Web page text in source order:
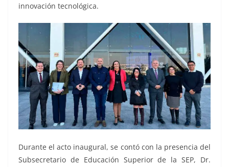
innovación tecnológica.
Durante el acto inaugural, se contó con la presencia del
Subsecretario de Educación Superior de la SEP, Dr.